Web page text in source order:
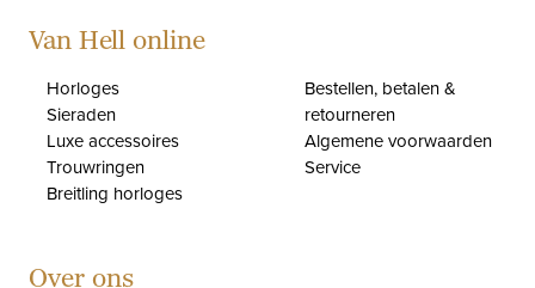
Van Hell online
Horloges
Sieraden
Luxe accessoires
Trouwringen
Breitling horloges
Bestellen, betalen &
retourneren
Algemene voorwaarden
Service
Over ons